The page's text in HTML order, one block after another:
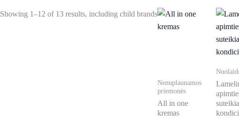
Showing 1–12 of 13 results, including child brands
Nenuplaunamos
priemonės
All in one
kremas